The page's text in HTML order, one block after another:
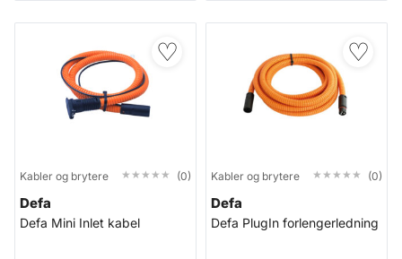
♡
Kabler og brytere ★★★★★
★★★★★ (0)
Defa
Defa Mini Inlet kabel
♡
Kabler og brytere ★★★★★
★★★★★ (0)
Defa
Defa PlugIn forlengerledning